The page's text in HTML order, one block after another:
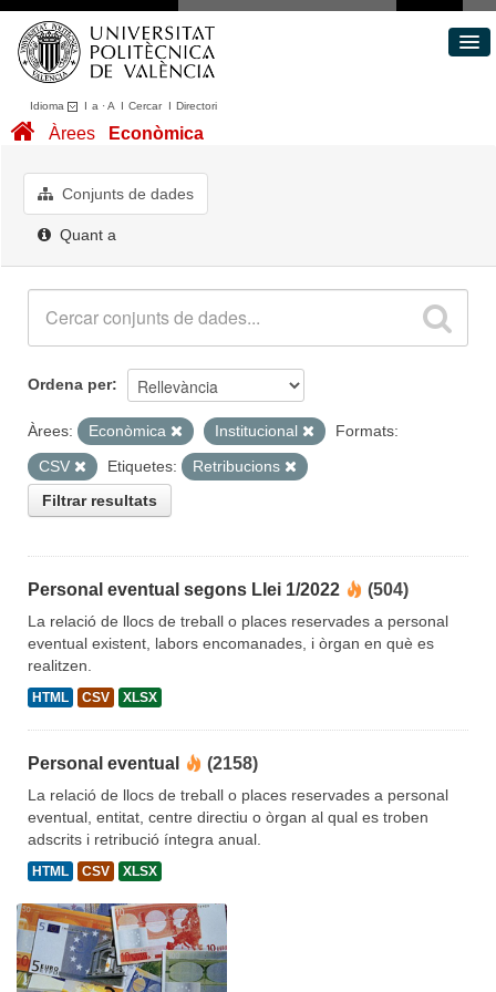
Idioma I a ·A I CercarI Directori
Conjunts de dades
Quant a
Àrees Econòmica
Conjunts de dades
Quant a
Ordena per
Àrees: Econòmica Institucional
Formats:
CSV
Etiquetes:
Retribucions
Filtrar resultats
Personal eventual segons Llei 1/2022 (504)
La relació de llocs de treball o places reservades a personal
eventual existent, labors encomanades, i òrgan en què es
realitzen.
HTML CSV XLSX
Personal eventual (2158)
La relació de llocs de treball o places reservades a personal
eventual, entitat, centre directiu o òrgan al qual es troben
adscrits i retribució íntegra anual.
HTML CSV XLSX